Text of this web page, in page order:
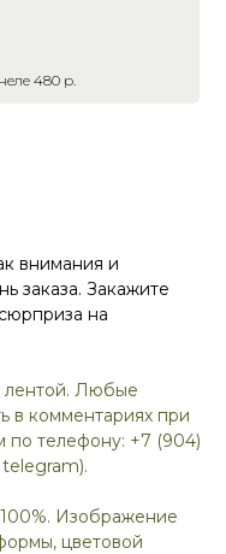
480 р.
внимания и
заказа. Закажите
на
лентой. Любые
в комментариях при
по телефону: +7 (904)
telegram).
Изображение
цветовой